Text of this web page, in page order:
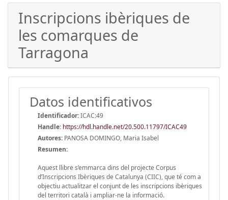
Inscripcions ibèriques de
les comarques de
Tarragona
Datos identificativos
Identificador:ICAC:49
Handle: https://hdl.handle.net/20.500.11797/ICAC49
Autores: PANOSA DOMINGO, Maria Isabel
Resumen:
Aquest llibre s’emmarca dins del projecte Corpus
d’Inscripcions Ibèriques de Catalunya (CIIC), que té com a
objectiu actualitzar el conjunt de les inscripcions ibèriques
del territori català i ampliar-ne la informació.